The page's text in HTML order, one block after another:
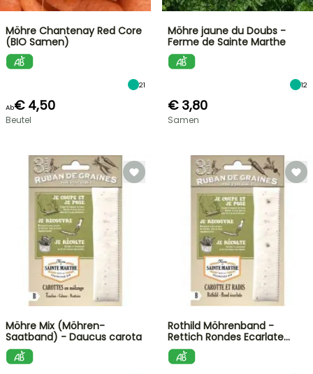
Möhre Chantenay Red Core
(BIO Samen)
21
Ab€ 4,50
Beutel
Möhre jaune du Doubs -
Ferme de Sainte Marthe
12
€ 3,80
Samen
Möhre Mix (Möhren-
Saatband) - Daucus carota
Rothild Möhrenband -
Rettich Rondes Ecarlate…